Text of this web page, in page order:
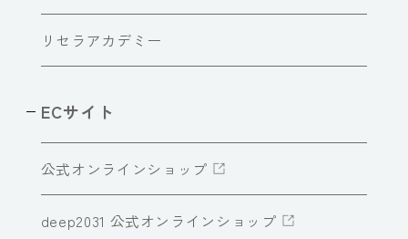
リセラアカデミー
ECサイト
公式オンラインショップ
deep2031 公式オンラインショップ